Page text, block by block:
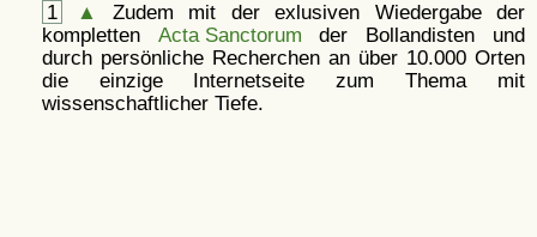
1 ▲
Zudem mit der exlusiven Wiedergabe der
kompletten Acta Sanctorum der Bollandisten und
durch persönliche Recherchen an über 10.000 Orten
die einzige Internetseite zum Thema mit
wissenschaftlicher Tiefe.